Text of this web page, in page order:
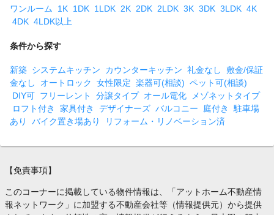
ワンルーム 1K 1DK 1LDK 2K 2DK 2LDK 3K 3DK 3LDK 4K
4DK 4LDK以上
条件から探す
新築 システムキッチン カウンターキッチン 礼金なし
敷金/保証
金なし
オートロック 女性限定 楽器可(相談) ペット可(相談)
DIY可 フリーレント 分譲タイプ オール電化
メゾネットタイプ
ロフト付き
家具付き デザイナーズ バルコニー 庭付き
駐車場
あり
バイク置き場あり リフォーム・リノベーション済
【免責事項】
このコーナーに掲載している物件情報は、「アットホーム不動産情
報ネットワーク」に加盟する不動産会社等（情報提供元）から提供